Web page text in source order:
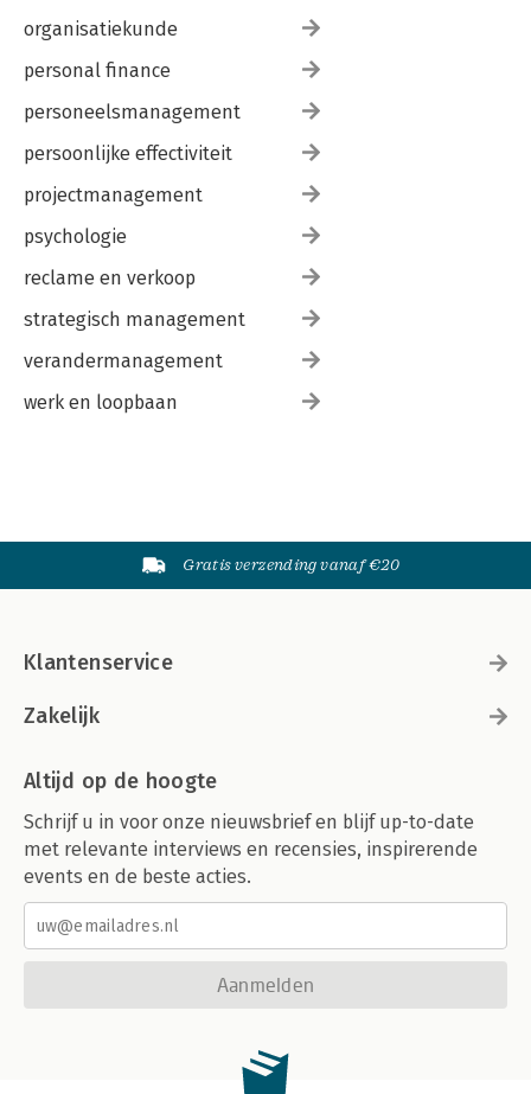
organisatiekunde
personal finance
personeelsmanagement
persoonlijke effectiviteit
projectmanagement
psychologie
reclame en verkoop
strategisch management
verandermanagement
werk en loopbaan
Gratis verzending vanaf €20
Klantenservice
Zakelijk
Altijd op de hoogte
Schrijf u in voor onze nieuwsbrief en blijf up-to-date
met relevante interviews en recensies, inspirerende
events en de beste acties.
Aanmelden